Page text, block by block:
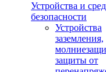
Устройства и
безопасности
Устройства
заземления,
защиты от